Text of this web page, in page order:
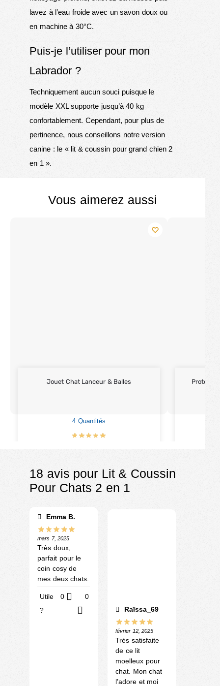
lavez à l’eau froide avec un savon doux ou
en machine à 30°C.
Puis-je l’utiliser pour mon
Labrador ?
Techniquement aucun souci puisque le
modèle XXL supporte jusqu’à 40 kg
confortablement. Cependant, pour plus de
pertinence, nous conseillons notre version
canine : le « lit & coussin pour grand chien 2
en 1».
Vous aimerez aussi
Jouet Chat Lanceur & Balles
4 Quantités
18 avis pour Lit & Coussin
Pour Chats 2 en 1
Emma B.
mars 7, 2025
Très doux,
parfait pour le
coin cosy de
mes deux chats.
Utile
?
0
0
Raïssa_69
février 12, 2025
Très satisfaite
de ce lit
moelleux pour
chat. Mon chat
l’adore et moi